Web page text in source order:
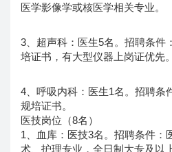
医学影像学或核医学相关专业。
3、超声科：医生5名。招聘条件
培证书，有大型仪器上岗证优先。
4、呼吸内科：医生1名。招聘条
规培证书。
医技岗位（8名）
1、血库：医技3名。招聘条件：
术、护理专业，全日制大专及以